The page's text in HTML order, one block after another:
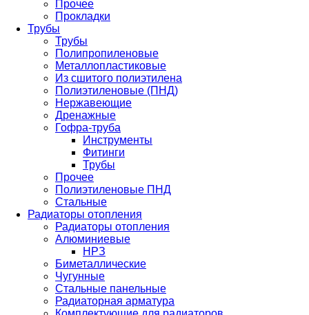
Прочее
Прокладки
Трубы
Трубы
Полипропиленовые
Металлопластиковые
Из сшитого полиэтилена
Полиэтиленовые (ПНД)
Нержавеющие
Дренажные
Гофра-труба
Инструменты
Фитинги
Трубы
Прочее
Полиэтиленовые ПНД
Стальные
Радиаторы отопления
Радиаторы отопления
Алюминиевые
НРЗ
Биметаллические
Чугунные
Стальные панельные
Радиаторная арматура